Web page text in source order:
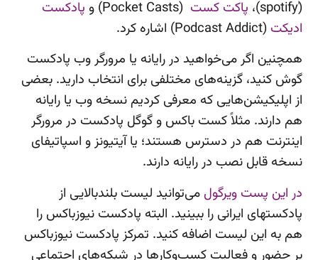
(ٰspotify)،
پاکت کست (Pocket Casts) و
پادکست
ادیکت (Podcast Addict) اشاره کرد.
همچنین اگر می‌‌خواهید در رایانه یا مرورگر وب پادکست
گوش کنید، گزینه‌های مختلفی برای انتخاب دارید. بعضی
از اپلیکیشن‌هایی که معرفی کردیم نسخه وب یا رایانه
هم دارند. مثلاً کست باکس و گوگل پادکست در مرورگر
اینترنت هم در دسترس هستند؛ یا آیتیونز و اسپاتیفای
نسخه قابل نصب در رایانه دارند.
در این پست ویرگول می‌توانید لیست بلندبالایی از
پادکستهای ایرانی را ببینید. البته پادکست نیوزباکس را
هم به این لیست اضافه کنید. تمرکز پادکست نیوزباکس
بر حضور و فعالیت کسب‌وکارها در شبکه‌های اجتماعی